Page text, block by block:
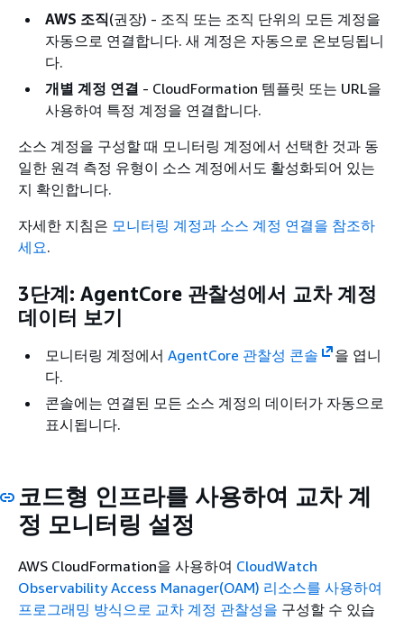
AWS 조직(권장) - 조직 또는 조직 단위의 모든 계정을
자동으로 연결합니다. 새 계정은 자동으로 온보딩됩니
다.
개별 계정 연결 - CloudFormation 템플릿 또는 URL을
사용하여 특정 계정을 연결합니다.
소스 계정을 구성할 때 모니터링 계정에서 선택한 것과 동
일한 원격 측정 유형이 소스 계정에서도 활성화되어 있는
지 확인합니다.
자세한 지침은 모니터링 계정과 소스 계정 연결을 참조하
세요.
3단계: AgentCore 관찰성에서 교차 계정
데이터 보기
모니터링 계정에서 AgentCore 관찰성 콘솔
을 엽니
다.
콘솔에는 연결된 모든 소스 계정의 데이터가 자동으로
표시됩니다.
코드형 인프라를 사용하여 교차 계
정 모니터링 설정
AWS CloudFormation을 사용하여 CloudWatch
Observability Access Manager(OAM) 리소스를 사용하여
프로그래밍 방식으로 교차 계정 관찰성을 구성할 수 있습